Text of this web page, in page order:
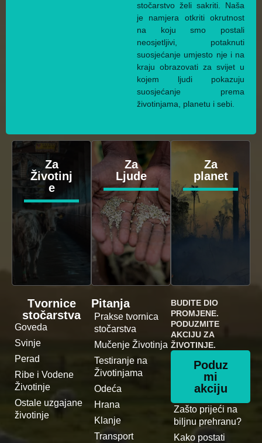
stočarstvo želi sakriti. Naša
je namjera otkriti okrutnost
na koju smo postali
neosjetljivi, potaknuti
suosjećanje umjesto nje i na
kraju obrazovati za svijet u
kojem ljudi pokazuju
suosjećanje prema
životinjama, planetu i sebi.
Za
Životinj
e
Za
Ljude
Za
planet
Tvornice
stočarstva
Goveda
Svinje
Perad
Ribe i Vodene
Životinje
Ostale uzgajane
životinje
Pitanja
Prakse tvornica
stočarstva
Mučenje Životinja
Testiranje na
Životinjama
Odeća
Hrana
Klanje
Transport
BUDITE DIO
PROMJENE.
PODUZMITE
AKCIJU ZA
ŽIVOTINJE.
Poduz
mi
akciju
Zašto prijeći na
biljnu prehranu?
Kako postati